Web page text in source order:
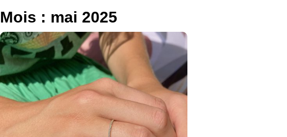
Mois : mai 2025